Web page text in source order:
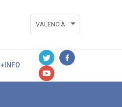
ENGLISH
VALENCIÀ
+INFO